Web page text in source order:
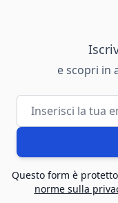
e scopri in
Indirizzo email
Questo form è
norme sulla